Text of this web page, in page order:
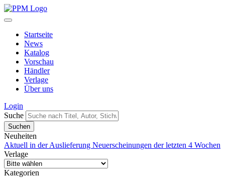
Startseite
News
Katalog
Vorschau
Händler
Verlage
Über uns
Login
Suche
Neuheiten
Aktuell in der Auslieferung Neuerscheinungen der letzten 4 Wochen
Verlage
Kategorien